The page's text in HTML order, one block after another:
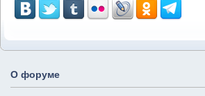
О форуме